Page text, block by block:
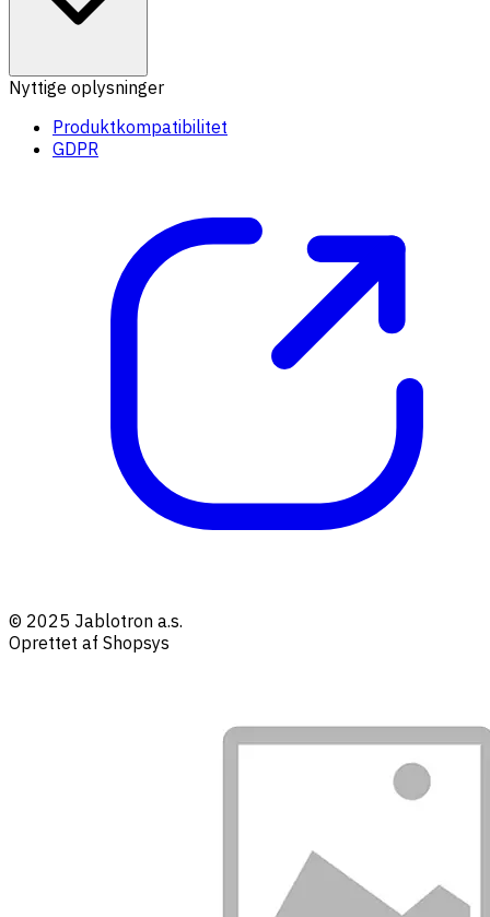
Nyttige oplysninger
Produktkompatibilitet
GDPR
© 2025 Jablotron a.s.
Oprettet af Shopsys